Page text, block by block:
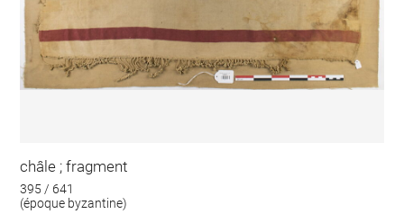
châle ; fragment
395 / 641
(époque byzantine)